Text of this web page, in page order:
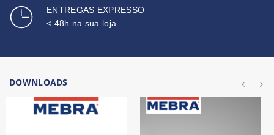
ENTREGAS EXPRESSO
< 48h na sua loja
DOWNLOADS